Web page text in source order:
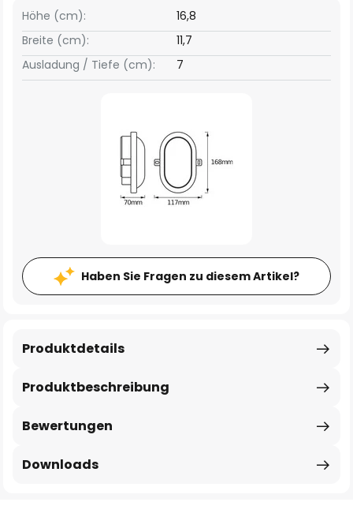
Breite (cm): 11,7
Höhe (cm): 16,8
Ausladung / Tiefe (cm): 7
Haben Sie Fragen zu diesem Artikel?
Produktbeschreibung
Produktdetails
Bewertungen
Downloads